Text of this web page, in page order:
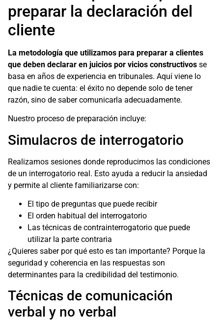
preparar la declaración del
cliente
La metodología que utilizamos para preparar a clientes
que deben declarar en juicios por vicios constructivos se
basa en años de experiencia en tribunales. Aquí viene lo
que nadie te cuenta: el éxito no depende solo de tener
razón, sino de saber comunicarla adecuadamente.
Nuestro proceso de preparación incluye:
Simulacros de interrogatorio
Realizamos sesiones donde reproducimos las condiciones
de un interrogatorio real. Esto ayuda a reducir la ansiedad
y permite al cliente familiarizarse con:
El tipo de preguntas que puede recibir
El orden habitual del interrogatorio
Las técnicas de contrainterrogatorio que puede
utilizar la parte contraria
¿Quieres saber por qué esto es tan importante? Porque la
seguridad y coherencia en las respuestas son
determinantes para la credibilidad del testimonio.
Técnicas de comunicación
verbal y no verbal